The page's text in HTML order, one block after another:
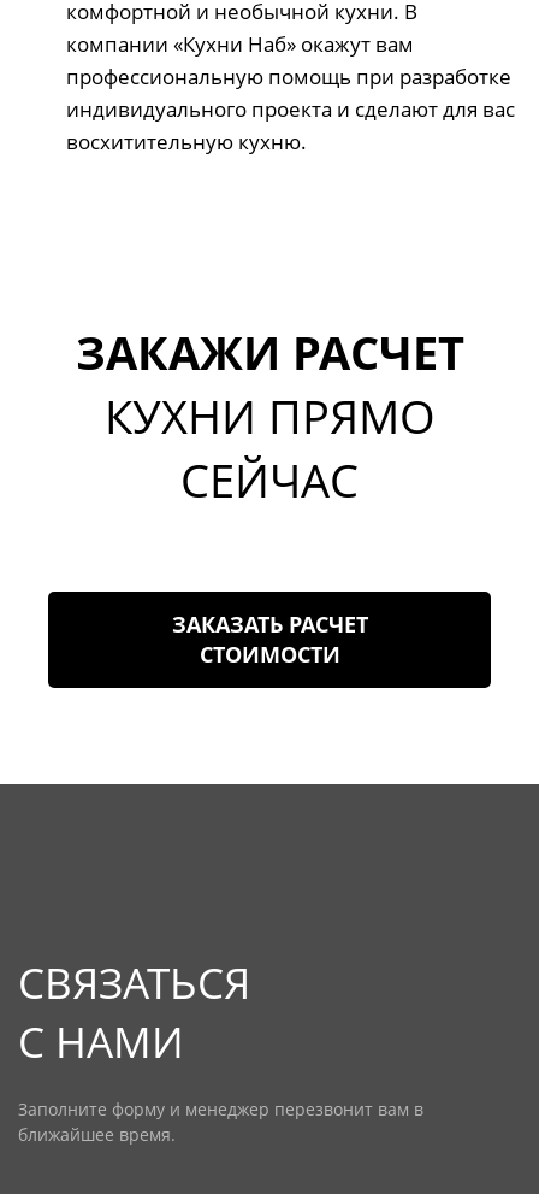
комфортной и необычной кухни. В
компании «Кухни Наб» окажут вам
профессиональную помощь при разработке
индивидуального проекта и сделают для вас
восхитительную кухню.
ЗАКАЖИ РАСЧЕТ
КУХНИ ПРЯМО
СЕЙЧАС
ЗАКАЗАТЬ РАСЧЕТ
СТОИМОСТИ
СВЯЗАТЬСЯ
С НАМИ
Заполните форму и менеджер перезвонит вам в
ближайшее время.